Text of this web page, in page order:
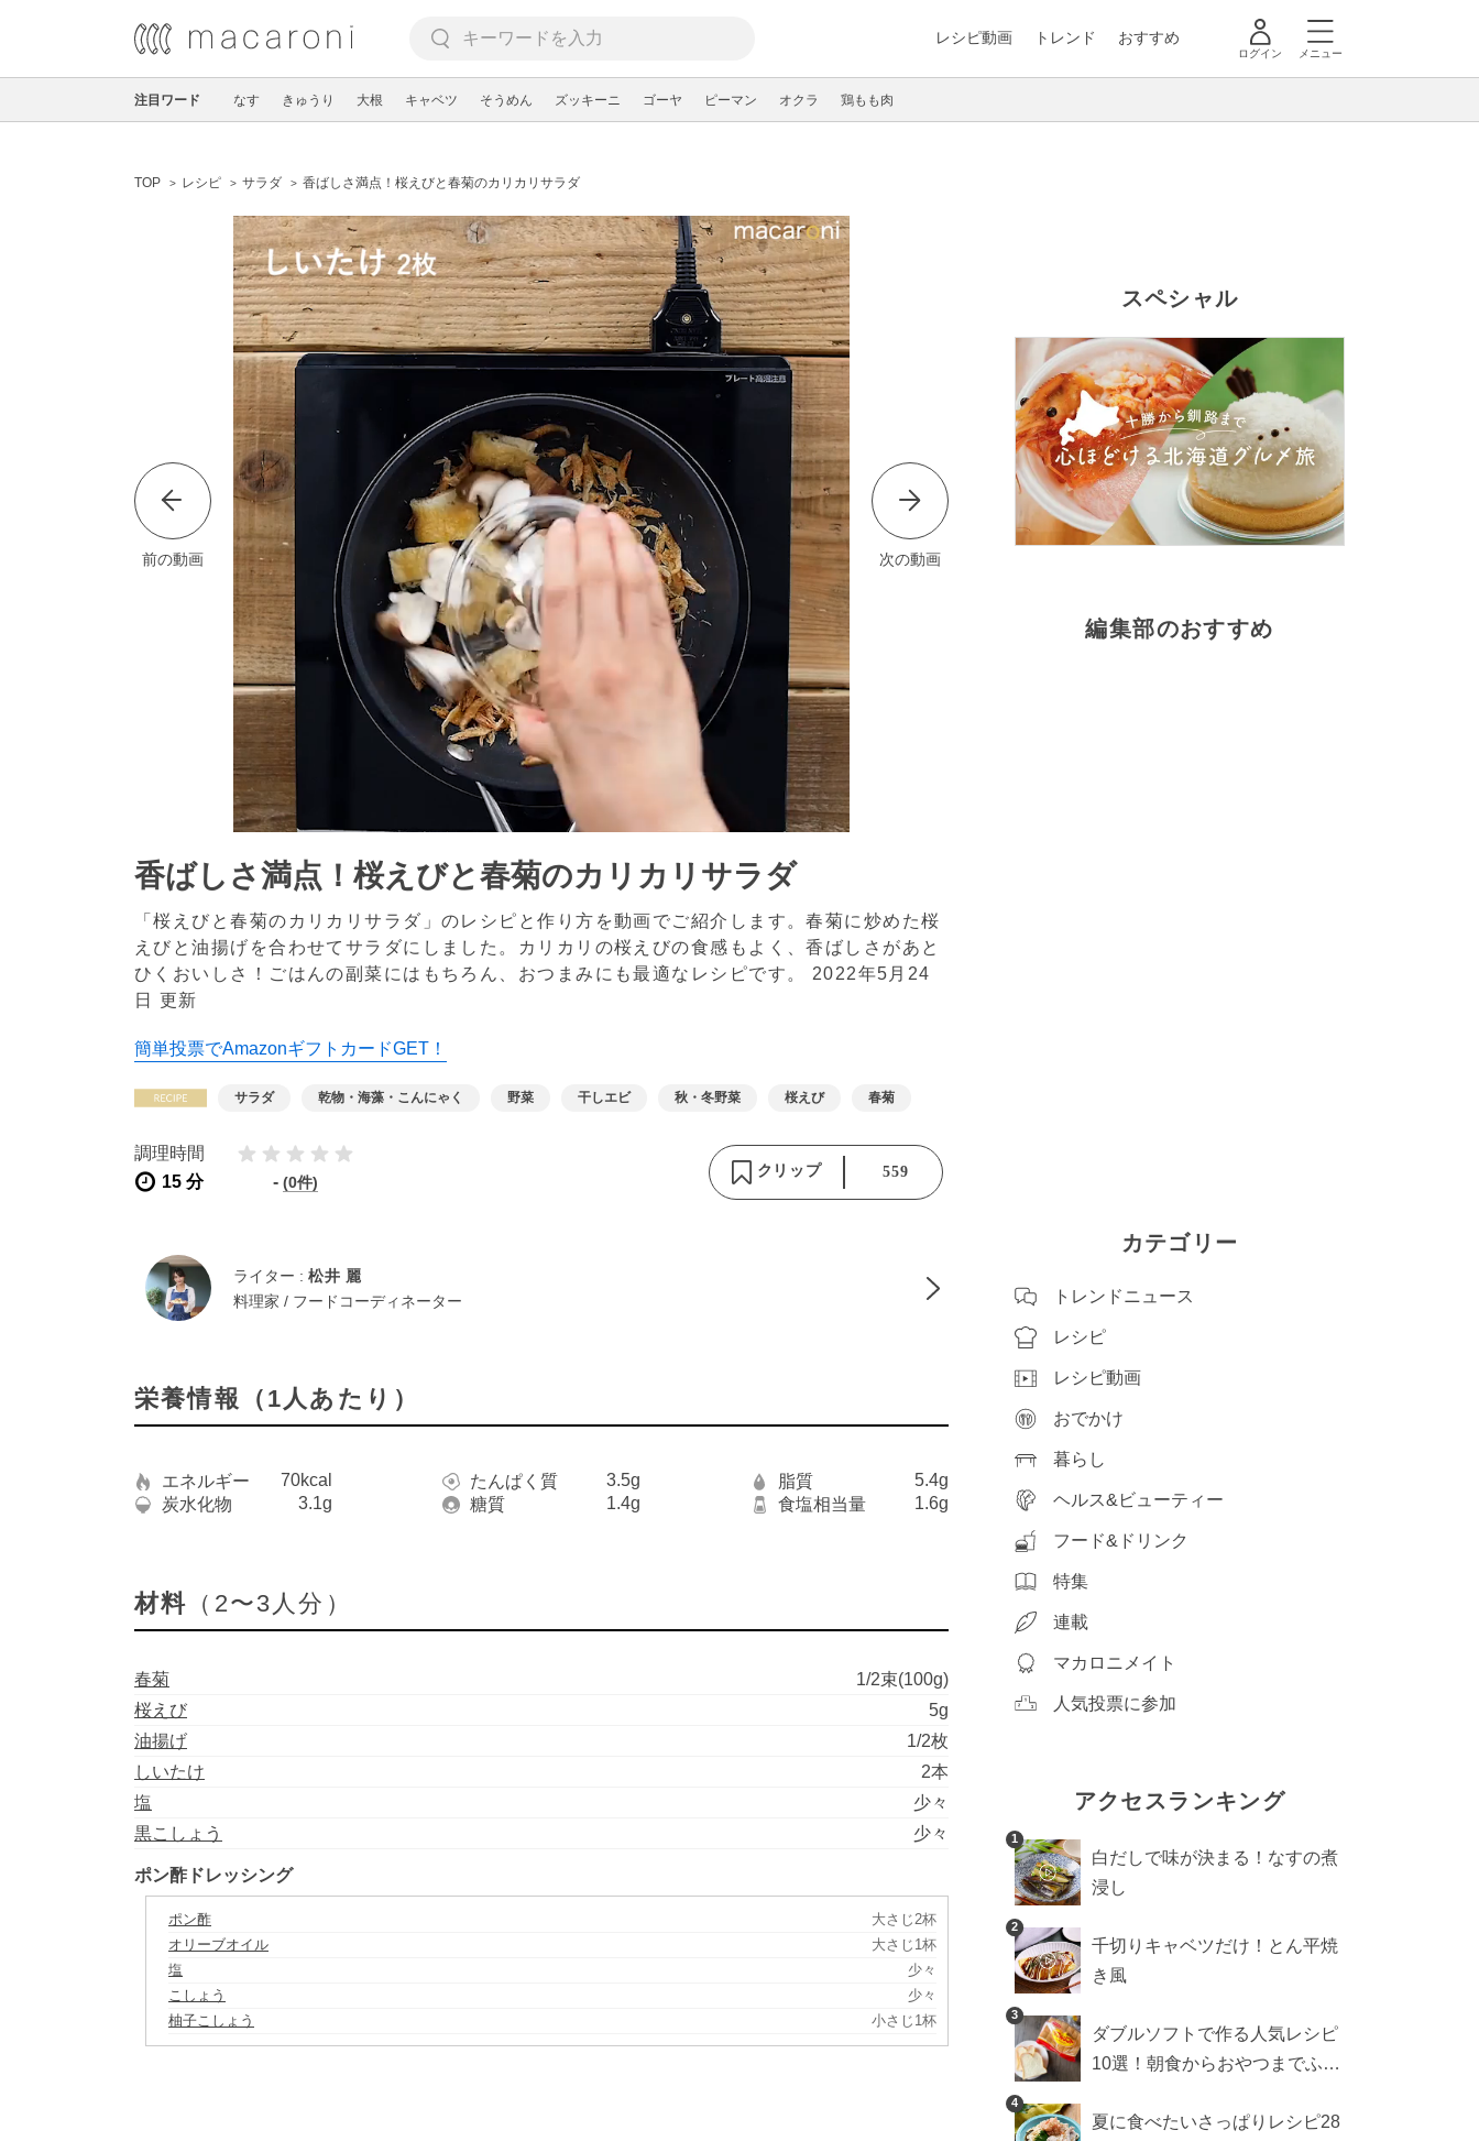
レシピ動画 トレンド おすすめ
ログイン メニュー
注目ワード なす きゅうり 大根 キャベツ そうめん ズッキーニ ゴーヤ ピーマン オクラ 鶏もも肉
TOP レシピ サラダ 香ばしさ満点！桜えびと春菊のカリカリサラダ
前の動画 次の動画
香ばしさ満点！桜えびと春菊のカリカリサラダ
「桜えびと春菊のカリカリサラダ」のレシピと作り方を動画でご紹介します。春菊に炒めた桜
えびと油揚げを合わせてサラダにしました。カリカリの桜えびの食感もよく、香ばしさがあと
ひくおいしさ！ごはんの副菜にはもちろん、おつまみにも最適なレシピです。 2022年5月24
日 更新
簡単投票でAmazonギフトカードGET！
サラダ 乾物・海藻・こんにゃく 野菜 干しエビ 秋・冬野菜 桜えび 春菊
調理時間
15 分
- (0件)
クリップ 559
ライター : 松井 麗
料理家 / フードコーディネーター
栄養情報（1人あたり）
エネルギー 70kcal たんぱく質 3.5g 脂質
5.4g
炭水化物
3.1g 糖質 1.4g 食塩相当量 1.6g
材料 （2〜3人分）
春菊
1/2束(100g)
桜えび
5g
油揚げ
1/2枚
しいたけ
2本
塩
少々
黒こしょう
少々
ポン酢ドレッシング
ポン酢
大さじ2杯
オリーブオイル
大さじ1杯
塩
少々
こしょう
少々
柚子こしょう
小さじ1杯
スペシャル
編集部のおすすめ
カテゴリー
トレンドニュース
レシピ
レシピ動画
おでかけ
暮らし
ヘルス&ビューティー
フード&ドリンク
特集
連載
マカロニメイト
人気投票に参加
アクセスランキング
1
白だしで味が決まる！なすの煮
浸し
2
千切りキャベツだけ！とん平焼
き風
3
ダブルソフトで作る人気レシピ
10選！朝食からおやつまでふん
4
夏に食べたいさっぱりレシピ28